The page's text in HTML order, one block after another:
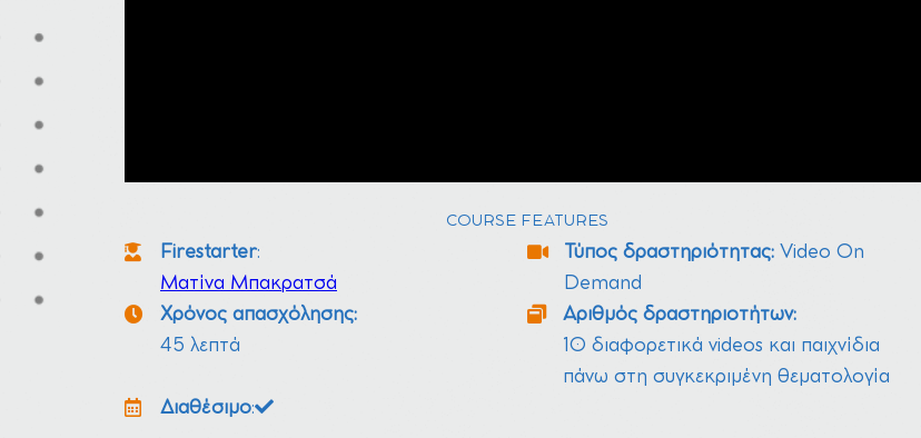
COURSE FEATURES
Firestarter:
Ματίνα Μπακρατσά
Τύπος δραστηριότητας: Video On
Demand
Χρόνος απασχόλησης:
45 λεπτά
Αριθμός δραστηριοτήτων:
10 διαφορετικά videos και παιχνίδια
πάνω στη συγκεκριμένη θεματολογία
Διαθέσιμο: